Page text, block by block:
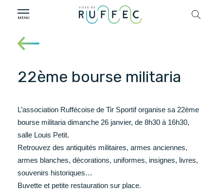
22ème bourse militaria
L’association Ruffécoise de Tir Sportif organise sa 22ème
bourse militaria dimanche 26 janvier, de 8h30 à 16h30,
salle Louis Petit.
Retrouvez des antiquités militaires, armes anciennes,
armes blanches, décorations, uniformes, insignes, livres,
souvenirs historiques…
Buvette et petite restauration sur place.